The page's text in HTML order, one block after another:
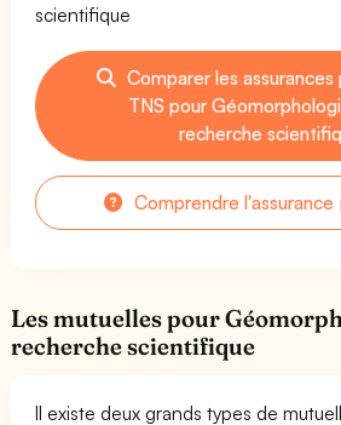
scientifique
Comparer les
TNS pour
recherche
Comprendre
Les mutuelles pour
recherche scientifique
Il existe deux grands types de